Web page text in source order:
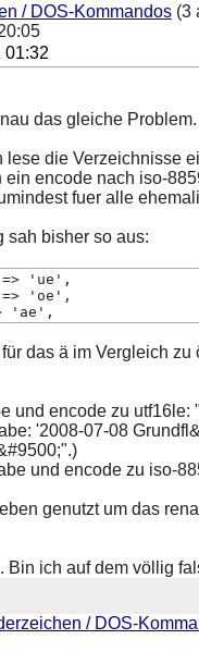
/ DOS-Kommandos (3
01:32
das gleiche
lese die Verzeichnisse
encode nach iso-
fuer alle
sah bisher so aus:
'ue',
'oe',
'ae',
das ä im Vergleich
und encode zu
'2008-07-08
und encode zu iso-
genutzt um das
Bin ich auf dem völlig
/ DOS-